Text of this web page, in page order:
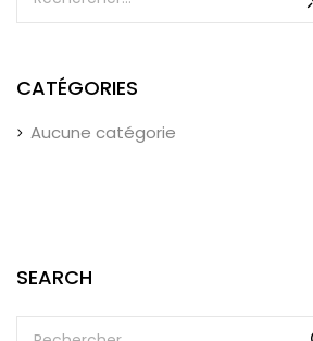
CATÉGORIES
Aucune catégorie
SEARCH